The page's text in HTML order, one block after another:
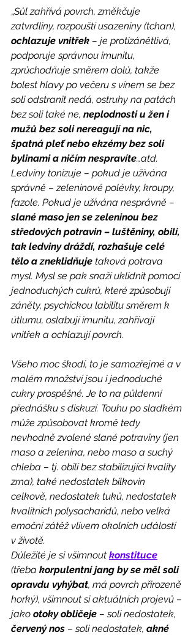
„Sůl zahřívá povrch, změkčuje
zatvrdliny, rozpouští usazeniny (tchan),
ochlazuje vnitřek – je protizánětlivá,
podporuje správnou imunitu,
zprůchodňuje směrem dolů, takže
bolest hlavy po večeru s vínem se bez
soli odstranit nedá, ostruhy na patách
bez soli také ne, neplodnosti u žen i
mužů bez soli nereagují na nic,
špatná pleť nebo ekzémy bez soli
bylinami a ničím nespravíte…atd.
Ledviny tonizuje – pokud je užívána
správně – zeleninové polévky, kroupy,
fazole. Pokud je užívána nesprávně –
slané maso jen se zeleninou bez
středových potravin – luštěniny, obilí,
tak ledviny dráždí, rozhašuje celé
tělo a zneklidňuje taková potrava
mysl. Mysl se pak snaží uklidnit pomocí
jednoduchých cukrů, které způsobují
záněty, psychickou labilitu směrem k
útlumu, oslabují imunitu, zahřívají
vnitřek a ochlazují povrch.
Všeho moc škodí, to je samozřejmé a v
malém množství jsou i jednoduché
cukry prospěšné. Je to na půldenní
přednášku s diskuzí. Touhu po sladkém
může způsobovat kromě tedy
nevhodně zvolené slané potraviny (jen
maso a zelenina, nebo maso a suchý
chleba – tj. obilí bez stabilizující kvality
zrna), také nedostatek bílkovin
celkově, nedostatek tuků, nedostatek
kvalitních polysacharidů, nebo velká
emoční zátěž vlivem okolních událostí
v životě.
Důležité je si všimnout konstituce
(třeba korpulentní jang by se měl soli
opravdu vyhýbat, má povrch přirozeně
horký), všimnout si aktuálních projevů –
jako otoky obličeje – soli nedostatek,
červený nos – soli nedostatek, akné